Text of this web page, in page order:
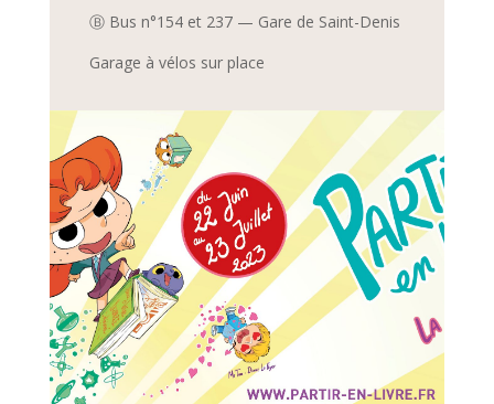
Ⓑ Bus n°154 et 237 — Gare de Saint-Denis
Garage à vélos sur place